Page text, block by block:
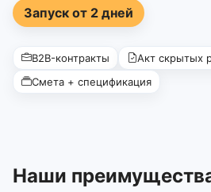
Запуск от 2 дней
B2B-контракты
Акт скрытых
Смета + спецификация
Наши